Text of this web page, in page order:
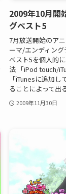
2009年10月開
グベスト5
7月放送開始のア
ーマ/エンディン
ベスト5を個人的
法 「iPod touch/
「iTunesに追加
ることによって出
2009年11月30日